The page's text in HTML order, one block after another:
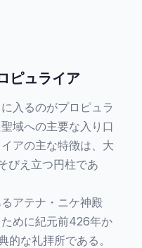
ピュライア
入るのがプロピュラ
域への主要な入り口
アの主な特徴は、大
びえ立つ円柱であ
アテナ・ニケ神殿
めに紀元前426年か
的な礼拝所である。